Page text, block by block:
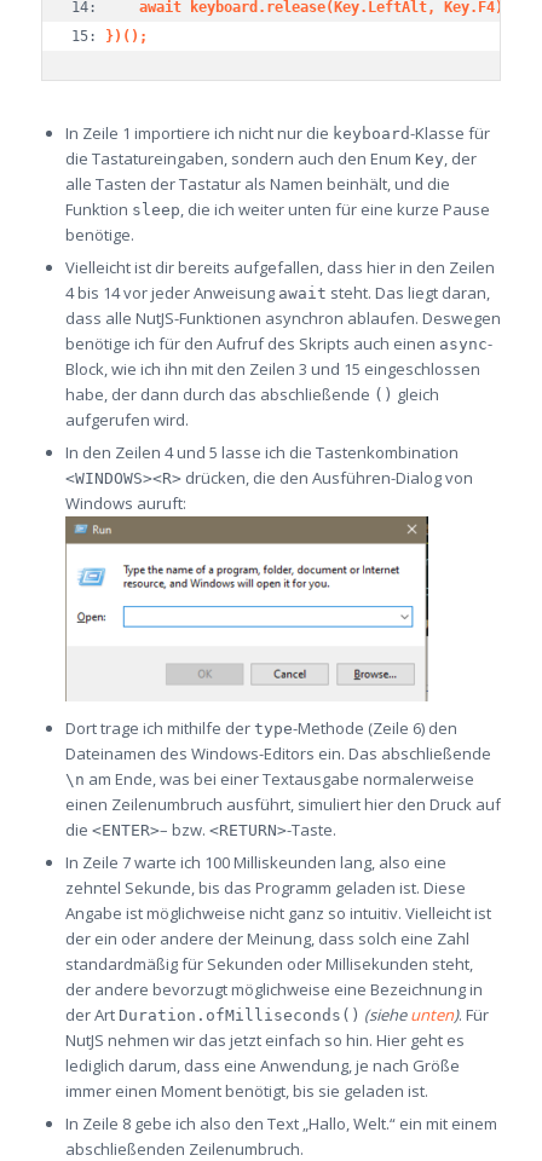
await keyboard.release(Key.LeftAlt, Key.F4);
15:
})();
In Zeile 1 importiere ich nicht nur die keyboard-Klasse für
die Tastatureingaben, sondern auch den Enum Key , der
alle Tasten der Tastatur als Namen beinhält, und die
Funktion sleep , die ich weiter unten für eine kurze Pause
benötige.
Vielleicht ist dir bereits aufgefallen, dass hier in den Zeilen
4 bis 14 vor jeder Anweisung await steht. Das liegt daran,
dass alle NutJS-Funktionen asynchron ablaufen. Deswegen
benötige ich für den Aufruf des Skripts auch einen async-
Block, wie ich ihn mit den Zeilen 3 und 15 eingeschlossen
habe, der dann durch das abschließende () gleich
aufgerufen wird.
In den Zeilen 4 und 5 lasse ich die Tastenkombination
<WINDOWS><R>drücken, die den Ausführen-Dialog von
Windows auruft:
Dort trage ich mithilfe der type-Methode (Zeile 6) den
Dateinamen des Windows-Editors ein. Das abschließende
\n am Ende, was bei einer Textausgabe normalerweise
einen Zeilenumbruch ausführt, simuliert hier den Druck auf
die <ENTER>– bzw. <RETURN>-Taste.
In Zeile 7 warte ich 100 Milliskeunden lang, also eine
zehntel Sekunde, bis das Programm geladen ist. Diese
Angabe ist möglichweise nicht ganz so intuitiv. Vielleicht ist
der ein oder andere der Meinung, dass solch eine Zahl
standardmäßig für Sekunden oder Millisekunden steht,
der andere bevorzugt möglichweise eine Bezeichnung in
der Art Duration.ofMilliseconds() (sieheunten). Für
NutJS nehmen wir das jetzt einfach so hin. Hier geht es
lediglich darum, dass eine Anwendung, je nach Größe
immer einen Moment benötigt, bis sie geladen ist.
In Zeile 8 gebe ich also den Text „Hallo, Welt.“ ein mit einem
abschließenden Zeilenumbruch.